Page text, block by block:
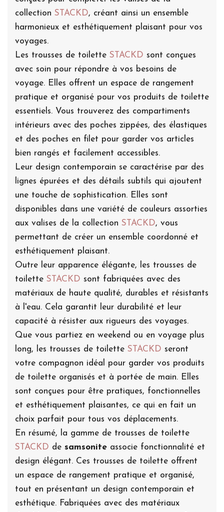
collection STACKD, créant ainsi un ensemble
harmonieux et esthétiquement plaisant pour vos
voyages.
Les trousses de toilette STACKD sont conçues
avec soin pour répondre à vos besoins de
voyage. Elles offrent un espace de rangement
pratique et organisé pour vos produits de toilette
essentiels. Vous trouverez des compartiments
intérieurs avec des poches zippées, des élastiques
et des poches en filet pour garder vos articles
bien rangés et facilement accessibles.
Leur design contemporain se caractérise par des
lignes épurées et des détails subtils qui ajoutent
une touche de sophistication. Elles sont
disponibles dans une variété de couleurs assorties
aux valises de la collection STACKD, vous
permettant de créer un ensemble coordonné et
esthétiquement plaisant.
Outre leur apparence élégante, les trousses de
toilette STACKD sont fabriquées avec des
matériaux de haute qualité, durables et résistants
à l'eau. Cela garantit leur durabilité et leur
capacité à résister aux rigueurs des voyages.
Que vous partiez en weekend ou en voyage plus
long, les trousses de toilette STACKD seront
votre compagnon idéal pour garder vos produits
de toilette organisés et à portée de main. Elles
sont conçues pour être pratiques, fonctionnelles
et esthétiquement plaisantes, ce qui en fait un
choix parfait pour tous vos déplacements.
En résumé, la gamme de trousses de toilette
STACKD de samsonite associe fonctionnalité et
design élégant. Ces trousses de toilette offrent
un espace de rangement pratique et organisé,
tout en présentant un design contemporain et
esthétique. Fabriquées avec des matériaux